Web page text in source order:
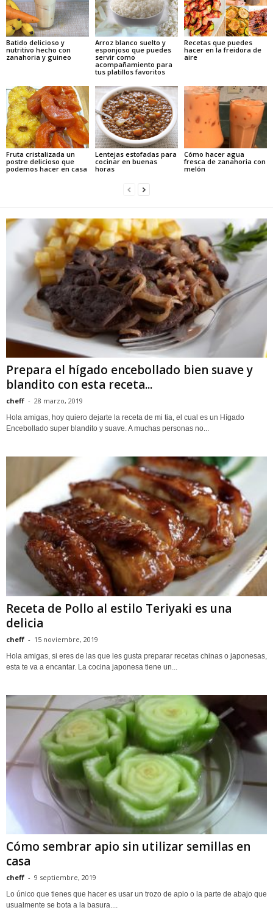
Batido delicioso y
nutritivo hecho con
zanahoria y guineo
Arroz blanco suelto y
esponjoso que puedes
servir como
acompañamiento para
tus platillos favoritos
Recetas que puedes
hacer en la freidora de
aire
Fruta cristalizada un
postre delicioso que
podemos hacer en casa
Lentejas estofadas para
cocinar en buenas
horas
Cómo hacer agua
fresca de zanahoria con
melón
Prepara el hígado encebollado bien suave y
blandito con esta receta...
cheff - 28 marzo, 2019
Hola amigas, hoy quiero dejarte la receta de mi tia, el cual es un Hígado
Encebollado super blandito y suave. A muchas personas no...
Receta de Pollo al estilo Teriyaki es una
delicia
cheff - 15 noviembre, 2019
Hola amigas, si eres de las que les gusta preparar recetas chinas o japonesas,
esta te va a encantar. La cocina japonesa tiene un...
Cómo sembrar apio sin utilizar semillas en
casa
cheff - 9 septiembre, 2019
Lo único que tienes que hacer es usar un trozo de apio o la parte de abajo que
usualmente se bota a la basura....